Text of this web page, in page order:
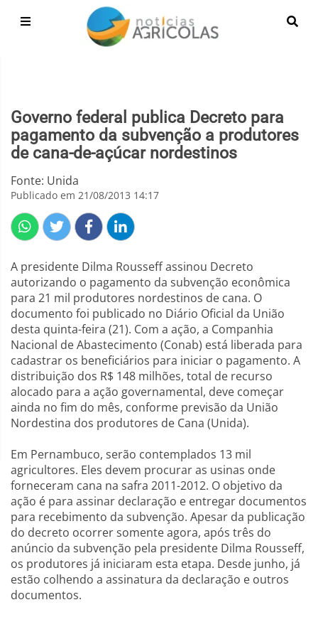
Governo federal publica Decreto para
pagamento da subvenção a produtores
de cana-de-açúcar nordestinos
Fonte: Unida
Publicado em 21/08/2013 14:17
A presidente Dilma Rousseff assinou Decreto
autorizando o pagamento da subvenção econômica
para 21 mil produtores nordestinos de cana. O
documento foi publicado no Diário Oficial da União
desta quinta-feira (21). Com a ação, a Companhia
Nacional de Abastecimento (Conab) está liberada para
cadastrar os beneficiários para iniciar o pagamento. A
distribuição dos R$ 148 milhões, total de recurso
alocado para a ação governamental, deve começar
ainda no fim do mês, conforme previsão da União
Nordestina dos produtores de Cana (Unida).
Em Pernambuco, serão contemplados 13 mil
agricultores. Eles devem procurar as usinas onde
forneceram cana na safra 2011-2012. O objetivo da
ação é para assinar declaração e entregar documentos
para recebimento da subvenção. Apesar da publicação
do decreto ocorrer somente agora, após três do
anúncio da subvenção pela presidente Dilma Rousseff,
os produtores já iniciaram esta etapa. Desde junho, já
estão colhendo a assinatura da declaração e outros
documentos.